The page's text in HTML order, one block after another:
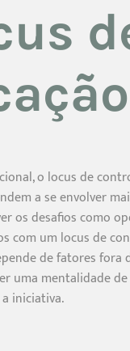
o locus de
a se envolver
os desafios como
com um locus de
de fatores
uma mentalidade
iniciativa.